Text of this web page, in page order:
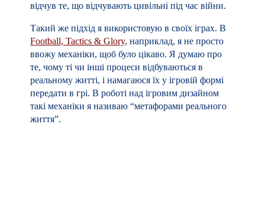
відчув те, що відчувають цивільні під час війни.
Такий же підхід я використовую в своїх іграх. В
Football, Tactics & Glory, наприклад, я не просто
ввожу механіки, щоб було цікаво. Я думаю про
те, чому ті чи інші процеси відбуваються в
реальному житті, і намагаюся їх у ігровій формі
передати в грі. В роботі над ігровим дизайном
такі механіки я називаю “метафорами реального
життя”.